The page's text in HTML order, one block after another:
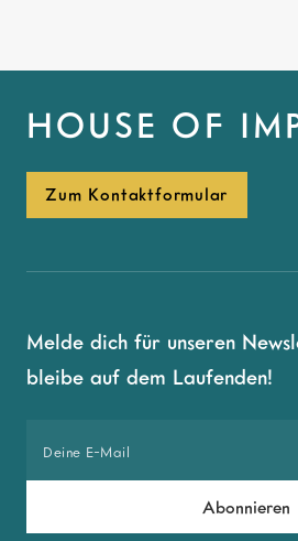
HOUSE OF
Zum Kontaktformular
Melde dich für unseren
bleibe auf dem Laufenden!